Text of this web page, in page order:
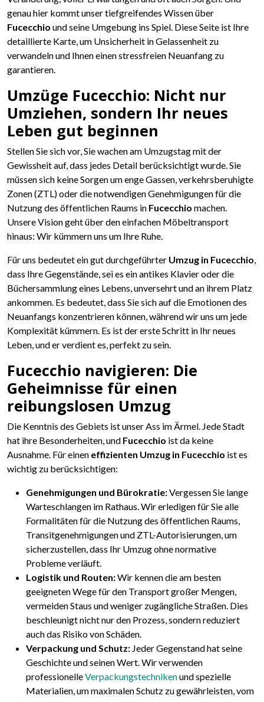
genau hier kommt unser tiefgreifendes Wissen über
Fucecchio und seine Umgebung ins Spiel. Diese Seite ist Ihre
detaillierte Karte, um Unsicherheit in Gelassenheit zu
verwandeln und Ihnen einen stressfreien Neuanfang zu
garantieren.
Umzüge Fucecchio: Nicht nur
Umziehen, sondern Ihr neues
Leben gut beginnen
Stellen Sie sich vor, Sie wachen am Umzugstag mit der
Gewissheit auf, dass jedes Detail berücksichtigt wurde. Sie
müssen sich keine Sorgen um enge Gassen, verkehrsberuhigte
Zonen (ZTL) oder die notwendigen Genehmigungen für die
Nutzung des öffentlichen Raums in Fucecchio machen.
Unsere Vision geht über den einfachen Möbeltransport
hinaus: Wir kümmern uns um Ihre Ruhe.
Für uns bedeutet ein gut durchgeführter Umzug in Fucecchio,
dass Ihre Gegenstände, sei es ein antikes Klavier oder die
Büchersammlung eines Lebens, unversehrt und an ihrem Platz
ankommen. Es bedeutet, dass Sie sich auf die Emotionen des
Neuanfangs konzentrieren können, während wir uns um jede
Komplexität kümmern. Es ist der erste Schritt in Ihr neues
Leben, und er verdient es, perfekt zu sein.
Fucecchio navigieren: Die
Geheimnisse für einen
reibungslosen Umzug
Die Kenntnis des Gebiets ist unser Ass im Ärmel. Jede Stadt
hat ihre Besonderheiten, und Fucecchio ist da keine
Ausnahme. Für einen effizienten Umzug in Fucecchio ist es
wichtig zu berücksichtigen:
Genehmigungen und Bürokratie:Vergessen Sie lange
Warteschlangen im Rathaus. Wir erledigen für Sie alle
Formalitäten für die Nutzung des öffentlichen Raums,
Transitgenehmigungen und ZTL-Autorisierungen, um
sicherzustellen, dass Ihr Umzug ohne normative
Probleme verläuft.
Logistik und Routen:Wir kennen die am besten
geeigneten Wege für den Transport großer Mengen,
vermeiden Staus und weniger zugängliche Straßen. Dies
beschleunigt nicht nur den Prozess, sondern reduziert
auch das Risiko von Schäden.
Verpackung und Schutz: Jeder Gegenstand hat seine
Geschichte und seinen Wert. Wir verwenden
professionelleVerpackungstechnikenund spezielle
Materialien, um maximalen Schutz zu gewährleisten, vom